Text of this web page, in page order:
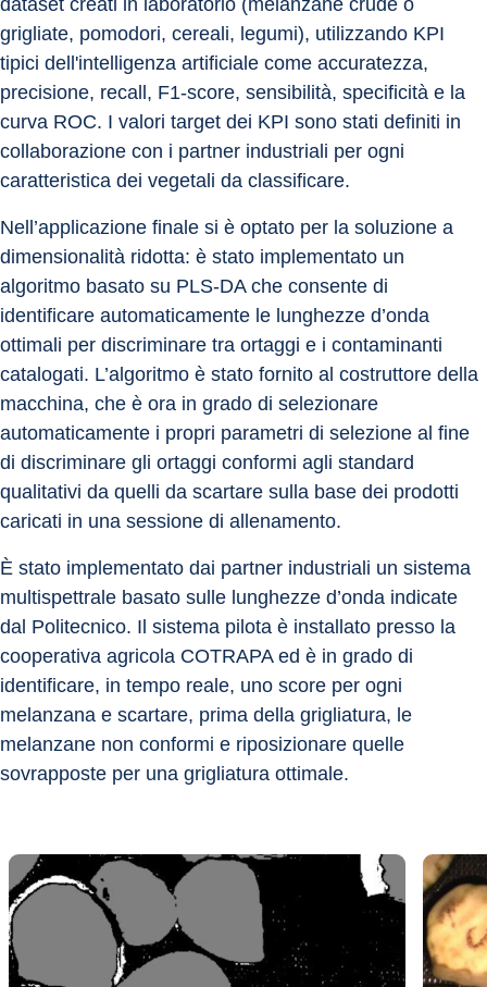
dataset creati in laboratorio (melanzane crude o
grigliate, pomodori, cereali, legumi), utilizzando KPI
tipici dell'intelligenza artificiale come accuratezza,
precisione, recall, F1-score, sensibilità, specificità e la
curva ROC. I valori target dei KPI sono stati definiti in
collaborazione con i partner industriali per ogni
caratteristica dei vegetali da classificare.
Nell’applicazione finale si è optato per la soluzione a
dimensionalità ridotta: è stato implementato un
algoritmo basato su PLS-DA che consente di
identificare automaticamente le lunghezze d’onda
ottimali per discriminare tra ortaggi e i contaminanti
catalogati. L’algoritmo è stato fornito al costruttore della
macchina, che è ora in grado di selezionare
automaticamente i propri parametri di selezione al fine
di discriminare gli ortaggi conformi agli standard
qualitativi da quelli da scartare sulla base dei prodotti
caricati in una sessione di allenamento.
È stato implementato dai partner industriali un sistema
multispettrale basato sulle lunghezze d’onda indicate
dal Politecnico. Il sistema pilota è installato presso la
cooperativa agricola COTRAPA ed è in grado di
identificare, in tempo reale, uno score per ogni
melanzana e scartare, prima della grigliatura, le
melanzane non conformi e riposizionare quelle
sovrapposte per una grigliatura ottimale.